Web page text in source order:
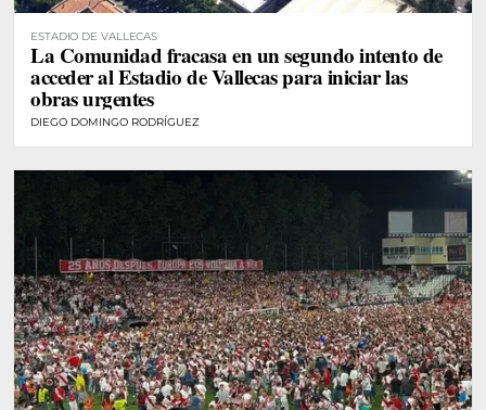
ESTADIO DE VALLECAS
La Comunidad fracasa en un segundo intento de
acceder al Estadio de Vallecas para iniciar las
obras urgentes
DIEGO DOMINGO RODRÍGUEZ